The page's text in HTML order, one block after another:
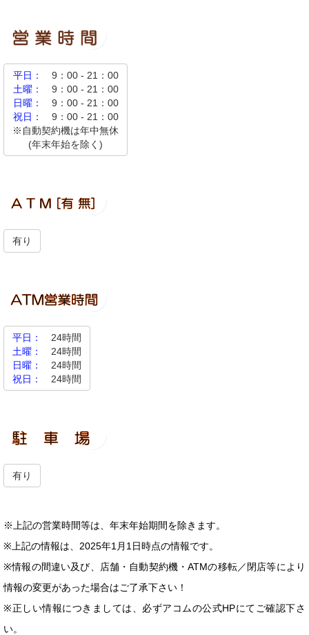
平日：
9：00 - 21：00
土曜：
9：00 - 21：00
日曜：
9：00 - 21：00
祝日：
9：00 - 21：00
※自動契約機は年中無休
(年末年始を除く)
有り
平日：
24時間
土曜：
24時間
日曜：
24時間
祝日：
24時間
有り
※上記の営業時間等は、年末年始期間を除きます。
※上記の情報は、2025年1月1日時点の情報です。
※情報の間違い及び、店舗・自動契約機・ATMの移転／閉店等により
情報の変更があった場合はご了承下さい！
※正しい情報につきましては、必ずアコムの公式HPにてご確認下さ
い。